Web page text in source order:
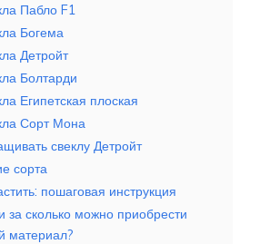
Пабло F1
Богема
Детройт
Болтарди
Египетская плоская
Сорт Мона
свеклу Детройт
сорта
пошаговая инструкция
за сколько можно приобрести
материал?